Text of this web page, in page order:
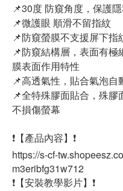
📌30度 防窺角度，保護
📌微護眼 順滑不留指紋
📌防窺螢膜不支援屏下指
📌防窺結構層，表面有
膜表面作用特性
📌高透氣性，貼合氣泡
📌全特殊膠面貼合，殊膠
不損傷螢幕
❗【產品內容】❗
https://s-cf-
m3eribfg31w712
❗【安裝教學影片】❗